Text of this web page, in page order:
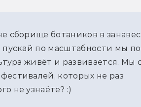
ботаников в
по масштабности мы
живёт и развивается. Мы
которых не раз
не узнаёте? :)